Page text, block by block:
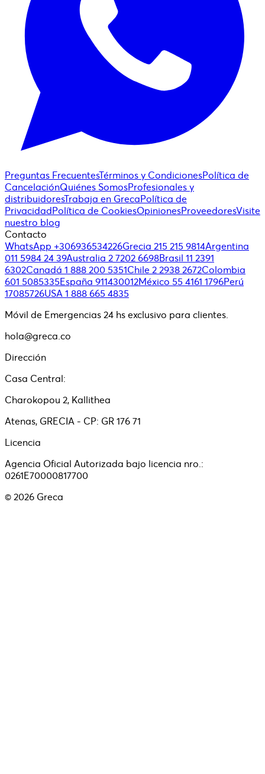
Preguntas FrecuentesTérminos y CondicionesPolítica de
CancelaciónQuiénes SomosProfesionales y
distribuidoresTrabaja en GrecaPolítica de
PrivacidadPolítica de CookiesOpinionesProveedoresVisite
nuestro blog
Contacto
WhatsApp +306936534226Grecia 215 215 9814Argentina
011 5984 24 39Australia 2 7202 6698Brasil 11 2391
6302Canadá 1 888 200 5351Chile 2 2938 2672Colombia
601 5085335España 911430012México 55 4161 1796Perú
17085726USA 1 888 665 4835
Móvil de Emergencias 24 hs exclusivo para clientes.
hola@greca.co
Dirección
Casa Central:
Charokopou 2, Kallithea
Atenas, GRECIA - CP: GR 176 71
Licencia
Agencia Oficial Autorizada bajo licencia nro.:
0261E70000817700
© 2026 Greca